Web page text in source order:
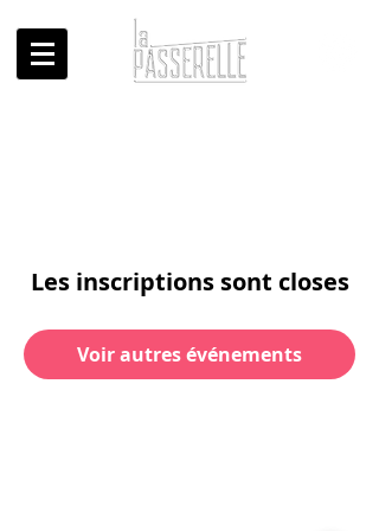
Les inscriptions sont closes
Voir autres événements